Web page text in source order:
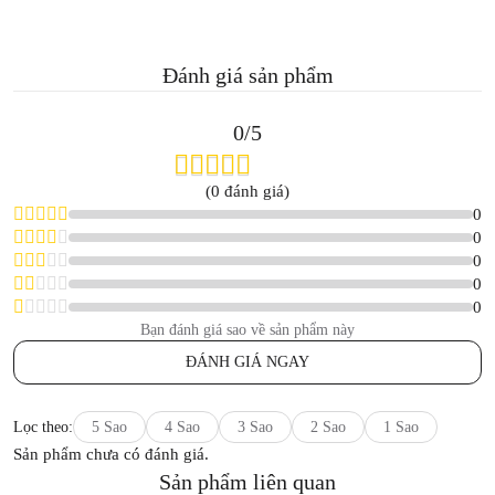
Đánh giá sản phẩm
0/5
(0 đánh giá)
0
0
0
0
0
Bạn đánh giá sao về sản phẩm này
ĐÁNH GIÁ NGAY
Lọc theo: 5 Sao 4 Sao 3 Sao 2 Sao 1 Sao
Sản phẩm chưa có đánh giá.
Sản phẩm liên quan